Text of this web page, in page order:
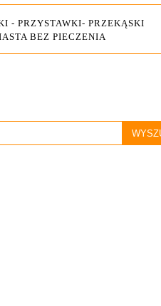
- PRZYSTAWKI- PRZEKĄSKI
BEZ PIECZENIA